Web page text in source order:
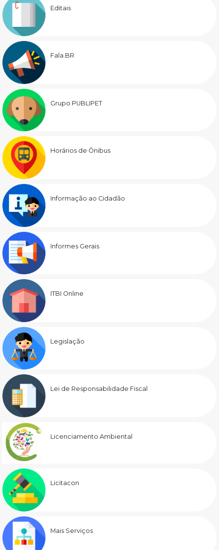
Editais
Fala.BR
Grupo PUBLIPET
Horários de Ônibus
Informação ao Cidadão
Informes Gerais
ITBI Online
Legislação
Lei de Responsabilidade Fiscal
Licenciamento Ambiental
Licitacon
Mais Serviços